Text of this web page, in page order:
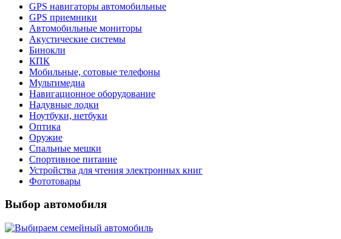
GPS навигаторы автомобильные
GPS приемники
Автомобильные мониторы
Акустические системы
Бинокли
КПК
Мобильные, сотовые телефоны
Мультимедиа
Навигационное оборудование
Надувные лодки
Ноутбуки, нетбуки
Оптика
Оружие
Спальные мешки
Спортивное питание
Устройства для чтения электронных книг
Фототовары
Выбор автомобиля